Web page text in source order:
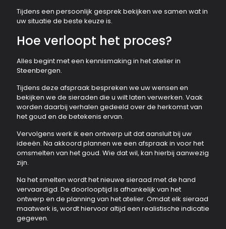
Tijdens een persoonlijk gesprek bekijken we samen wat in
uw situatie de beste keuze is.
Hoe verloopt het proces?
Alles begint met een kennismaking in het atelier in
Steenbergen.
Tijdens deze afspraak bespreken we uw wensen en
bekijken we de sieraden die u wilt laten verwerken. Vaak
worden daarbij verhalen gedeeld over de herkomst van
het goud en de betekenis ervan.
Vervolgens werk ik een ontwerp uit dat aansluit bij uw
ideeën. Na akkoord plannen we een afspraak in voor het
omsmelten van het goud. Wie dat wil, kan hierbij aanwezig
zijn.
Na het smelten wordt het nieuwe sieraad met de hand
vervaardigd. De doorlooptijd is afhankelijk van het
ontwerp en de planning van het atelier. Omdat elk sieraad
maatwerk is, wordt hiervoor altijd een realistische indicatie
gegeven.